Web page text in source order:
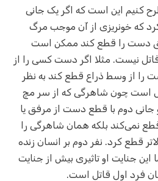
کنیم این است که اگر یک جانی
که خونریزی از آن موجب مرگ
دست را قطع کند ممکن است
نیست. مثلا اگر دست کسی را از
را از وسط ذراع قطع کند به نظر
است چون شاهرگی که از سر مچ
دوم با قطع دست از مرفق یا
نمی‌کند بلکه همان شاهرگی را
قطع کرد. نفر دوم بر انسان زنده
جنایت او تاثیری بیش از جنایت
فرد اول قاتل است.